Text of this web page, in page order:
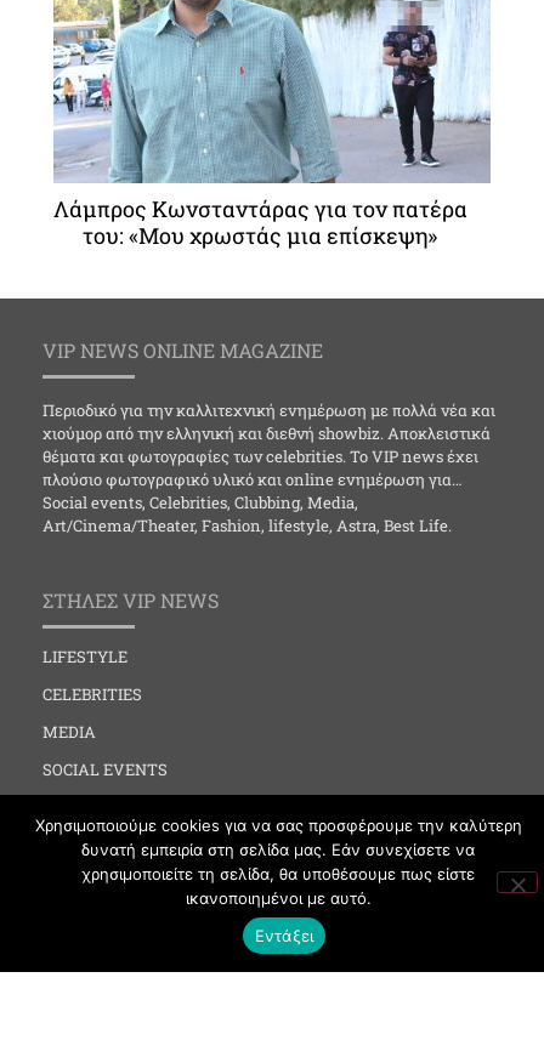
Λάμπρος Κωνσταντάρας για τον πατέρα
του: «Μου χρωστάς μια επίσκεψη»
VIP NEWS ONLINE MAGAZINE
Περιοδικό για την καλλιτεχνική ενημέρωση με πολλά νέα και
χιούμορ από την ελληνική και διεθνή showbiz. Αποκλειστικά
θέματα και φωτογραφίες των celebrities. Το VIP news έχει
πλούσιο φωτογραφικό υλικό και online ενημέρωση για…
Social events, Celebrities, Clubbing, Media,
Art/Cinema/Theater, Fashion, lifestyle, Astra, Best Life.
ΣΤΗΛΕΣ VIP NEWS
LIFESTYLE
CELEBRITIES
MEDIA
SOCIAL EVENTS
FASHION
NEWS
Χρησιμοποιούμε cookies για να σας προσφέρουμε την καλύτερη
δυνατή εμπειρία στη σελίδα μας. Εάν συνεχίσετε να
χρησιμοποιείτε τη σελίδα, θα υποθέσουμε πως είστε
ικανοποιημένοι με αυτό.
Εντάξει